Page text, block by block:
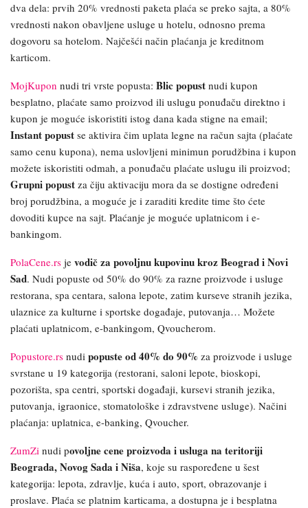
dva dela: prvih 20% vrednosti paketa plaća se preko sajta, a 80%
vrednosti nakon obavljene usluge u hotelu, odnosno prema
dogovoru sa hotelom. Najčešći način plaćanja je kreditnom
karticom.
MojKupon nudi tri vrste popusta: Blic popust nudi kupon
besplatno, plaćate samo proizvod ili uslugu ponuđaču direktno i
kupon je moguće iskoristiti istog dana kada stigne na email;
Instant popust se aktivira čim uplata legne na račun sajta (plaćate
samo cenu kupona), nema uslovljeni minimun porudžbina i kupon
možete iskoristiti odmah, a ponuđaču plaćate uslugu ili proizvod;
Grupni popust za čiju aktivaciju mora da se dostigne određeni
broj porudžbina, a moguće je i zaraditi kredite time što ćete
dovoditi kupce na sajt. Plaćanje je moguće uplatnicom i e-
bankingom.
PolaCene.rs je vodič za povoljnu kupovinu kroz Beograd i Novi
Sad. Nudi popuste od 50% do 90% za razne proizvode i usluge
restorana, spa centara, salona lepote, zatim kurseve stranih jezika,
ulaznice za kulturne i sportske događaje, putovanja… Možete
plaćati uplatnicom, e-bankingom, Qvoucherom.
Popustore.rs nudi popuste od 40% do 90% za proizvode i usluge
svrstane u 19 kategorija (restorani, saloni lepote, bioskopi,
pozorišta, spa centri, sportski događaji, kursevi stranih jezika,
putovanja, igraonice, stomatološke i zdravstvene usluge). Načini
plaćanja: uplatnica, e-banking, Qvoucher.
ZumZi nudi povoljne cene proizvoda i usluga na teritoriji
Beograda, Novog Sada i Niša, koje su raspoređene u šest
kategorija: lepota, zdravlje, kuća i auto, sport, obrazovanje i
proslave. Plaća se platnim karticama, a dostupna je i besplatna